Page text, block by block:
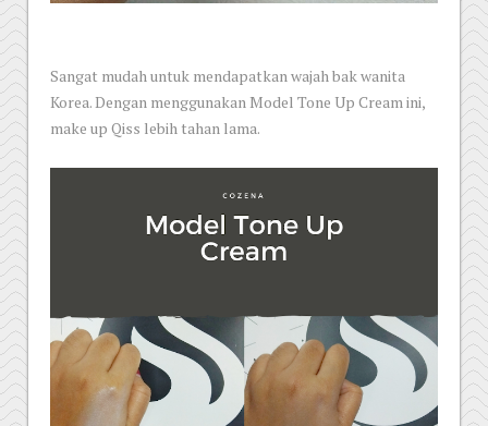
Sangat mudah untuk mendapatkan wajah bak wanita
Korea. Dengan menggunakan Model Tone Up Cream ini,
make up Qiss lebih tahan lama.